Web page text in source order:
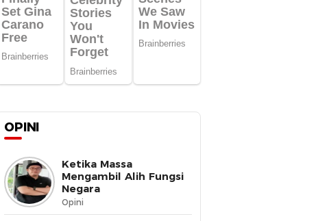
OPINI
Ketika Massa
Mengambil Alih Fungsi
Negara
Opini